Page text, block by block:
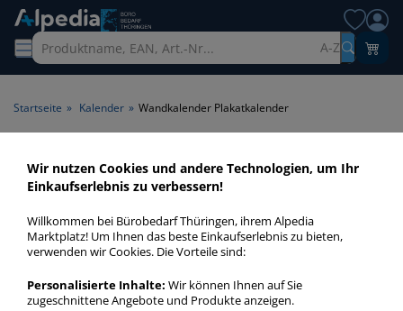
A-Z
Startseite » Kalender » Wandkalender Plakatkalender
Wandkalender
Plakatkalender > Produktart
Plakatkalender
Wandkalender Plakatkalender in bester Qualität zum
günstigen Preis. Finden Sie schnell Wandkalender
Plakatkalender mit unserer Filter-Funktion.
Wir nutzen Cookies und andere Technologien, um Ihr
Einkaufserlebnis zu verbessern!
Willkommen bei Bürobedarf Thüringen, ihrem Alpedia
Marktplatz! Um Ihnen das beste Einkaufserlebnis zu bieten,
verwenden wir Cookies. Die Vorteile sind:
Personalisierte Inhalte: Wir können Ihnen auf Sie
zugeschnittene Angebote und Produkte anzeigen.